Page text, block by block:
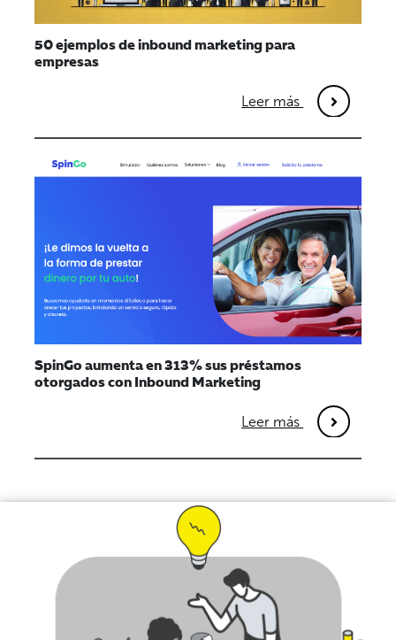
50 ejemplos de inbound marketing para
empresas
Leer más
SpinGo aumenta en 313% sus préstamos
otorgados con Inbound Marketing
Leer más